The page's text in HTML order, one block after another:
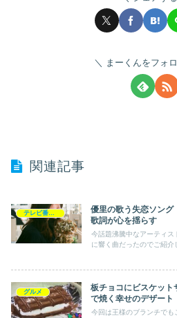
まーくんをフォ
関連記事
優里の歌う失恋ソング
歌詞が心を揺らす
今話題沸騰中なアーティ
に響く曲だったのでご紹介
グルメ
板チョコにビスケット
で焼く幸せのデザート
今回は王様のブランチで